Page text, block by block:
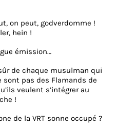
on peut, godverdomme !
hein !
émission…
de chaque musulman qui
sont pas des Flamands de
veulent s’intégrer au
!
de la VRT sonne occupé ?